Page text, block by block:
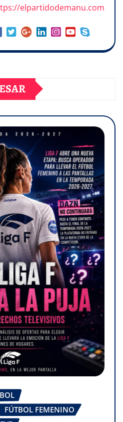
elpartidodemanu.com
FÚTBOL FEMENINO